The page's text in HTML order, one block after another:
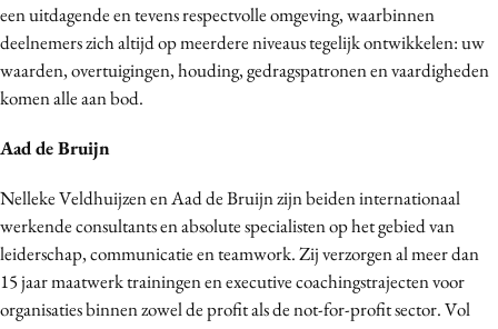
een uitdagende en tevens respectvolle omgeving, waarbinnen
deelnemers zich altijd op meerdere niveaus tegelijk ontwikkelen: uw
waarden, overtuigingen, houding, gedragspatronen en vaardigheden
komen alle aan bod.
Aad de Bruijn
Nelleke Veldhuijzen en Aad de Bruijn zijn beiden internationaal
werkende consultants en absolute specialisten op het gebied van
leiderschap, communicatie en teamwork. Zij verzorgen al meer dan
15 jaar maatwerk trainingen en executive coachingstrajecten voor
organisaties binnen zowel de profit als de not-for-profit sector. Vol